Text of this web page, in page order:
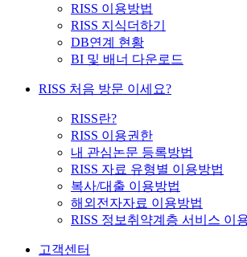
RISS 이용방법
RISS 지식더하기
DB연계 현황
BI 및 배너 다운로드
RISS 처음 방문 이세요?
RISS란?
RISS 이용권한
내 관심논문 등록방법
RISS 자료 유형별 이용방법
복사/대출 이용방법
해외전자자료 이용방법
RISS 정보취약계층 서비스 이
고객센터